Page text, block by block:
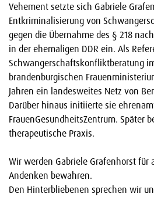
Vehement setzte sich Gabriele
Entkriminalisierung von
gegen die Übernahme des § 218
in der ehemaligen DDR ein. Als
Schwangerschaftskonfliktberatung
brandenburgischen
Jahren ein landesweites Netz von
Darüber hinaus initiierte sie
FrauenGesundheitsZentrum. Später
therapeutische Praxis.
Wir werden Gabriele Grafenhorst für
Andenken bewahren.
Den Hinterbliebenen sprechen wir